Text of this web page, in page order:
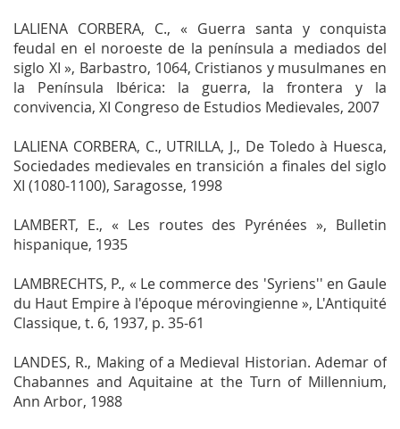
LALIENA CORBERA, C., « Guerra santa y conquista
feudal en el noroeste de la península a mediados del
siglo XI », Barbastro, 1064, Cristianos y musulmanes en
la Península Ibérica: la guerra, la frontera y la
convivencia, XI Congreso de Estudios Medievales, 2007
LALIENA CORBERA, C., UTRILLA, J., De Toledo à Huesca,
Sociedades medievales en transición a finales del siglo
XI (1080-1100), Saragosse, 1998
LAMBERT, E., « Les routes des Pyrénées », Bulletin
hispanique, 1935
LAMBRECHTS, P., « Le commerce des 'Syriens'' en Gaule
du Haut Empire à l'époque mérovingienne », L'Antiquité
Classique, t. 6, 1937, p. 35-61
LANDES, R., Making of a Medieval Historian. Ademar of
Chabannes and Aquitaine at the Turn of Millennium,
Ann Arbor, 1988